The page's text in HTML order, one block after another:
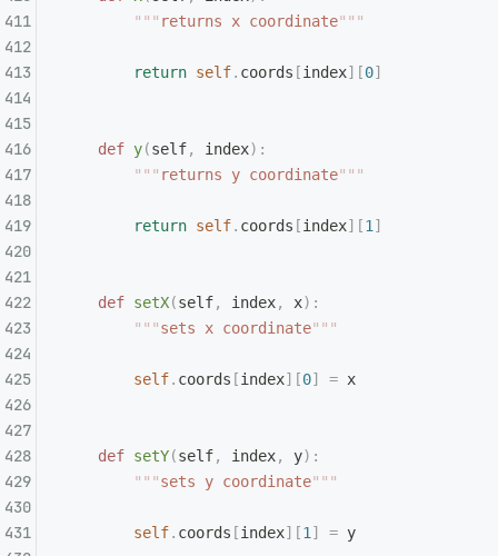
        """
returns x coordinate"""
        return
self. coords [index][0]
    def
y(self, index):
        """
returns y coordinate"""
        return
self. coords [index][1 ]
    def
setX(self, index, x):
        """
sets x coordinate"""
        self
. coords [index][0] = x
    def
setY(self, index, y):
        """
sets y coordinate"""
        self
. coords [index][1 ] = y